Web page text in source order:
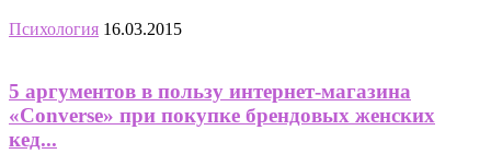
Психология 16.03.2015
5 аргументов в пользу интернет-магазина
«Converse» при покупке брендовых женских
кед...